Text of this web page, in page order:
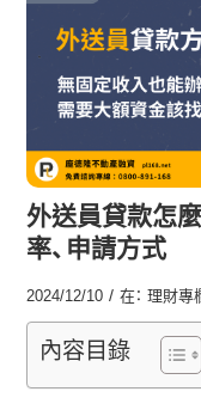
外送員貸款怎
率、申請方式
2024/12/10 / 在：理財專
內容目錄